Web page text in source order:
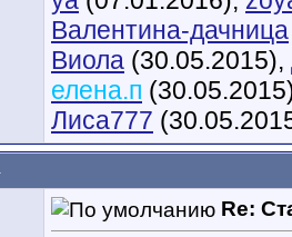
Валентина-дачница
Виола (30.05.2015),
елена.п
Лиса777
Re: